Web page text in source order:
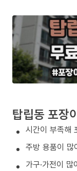
탑립동 포장
시간이 부족해
주방 용품이 많
가구·가전이